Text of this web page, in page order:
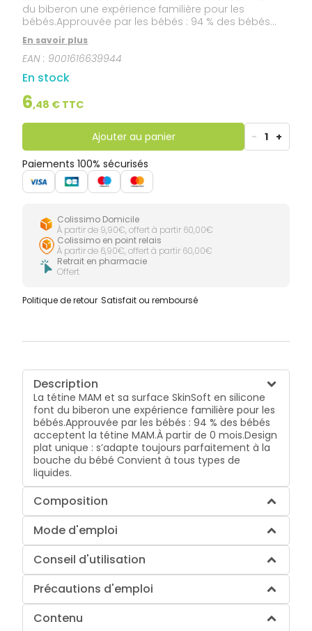
du biberon une expérience familière pour les
bébés.Approuvée par les bébés : 94 % des bébés
acceptent la tétine MAM.À partir de 0 mois.Design
plat unique : s’adapte toujours parfaitement à la
bouche du bébé Convient à tous types de liquides.
En savoir plus
EAN : 9001616639944
En stock
6,48 € TTC
Ajouter au panier - 1 +
Paiements 100% sécurisés
Colissimo Domicile
À partir de 9,90€, offert à partir 60,00€
Colissimo en point relais
À partir de 6,90€, offert à partir 60,00€
Retrait en pharmacie
Offert
Politique de retour Satisfait ou remboursé
Description
La tétine MAM et sa surface SkinSoft en silicone
font du biberon une expérience familière pour les
bébés.Approuvée par les bébés : 94 % des bébés
acceptent la tétine MAM.À partir de 0 mois.Design
plat unique : s’adapte toujours parfaitement à la
bouche du bébé Convient à tous types de
liquides.
Composition
Mode d'emploi
Conseil d'utilisation
Précautions d'emploi
Contenu